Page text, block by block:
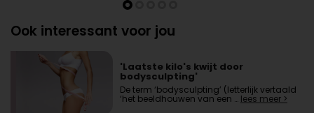
Ook interessant voor jou
'Laatste kilo's kwijt door
bodysculpting'
De term ‘bodysculpting’ (letterlijk vertaald
‘het beeldhouwen van een … lees meer >